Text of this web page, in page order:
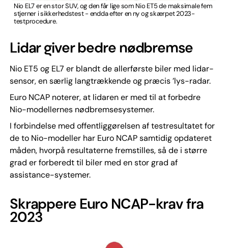
Nio EL7 er en stor SUV, og den får lige som Nio ET5 de maksimale fem
stjerner i sikkerhedstest - endda efter en ny og skærpet 2023-
testprocedure.
Lidar giver bedre nødbremse
Nio ET5 og EL7 er blandt de allerførste biler med lidar-
sensor, en særlig langtrækkende og præcis ’lys-radar.
Euro NCAP noterer, at lidaren er med til at forbedre
Nio-modellernes nødbremsesystemer.
I forbindelse med offentliggørelsen af testresultatet for
de to Nio-modeller har Euro NCAP samtidig opdateret
måden, hvorpå resultaterne fremstilles, så de i større
grad er forberedt til biler med en stor grad af
assistance-systemer.
Skrappere Euro NCAP-krav fra
2023